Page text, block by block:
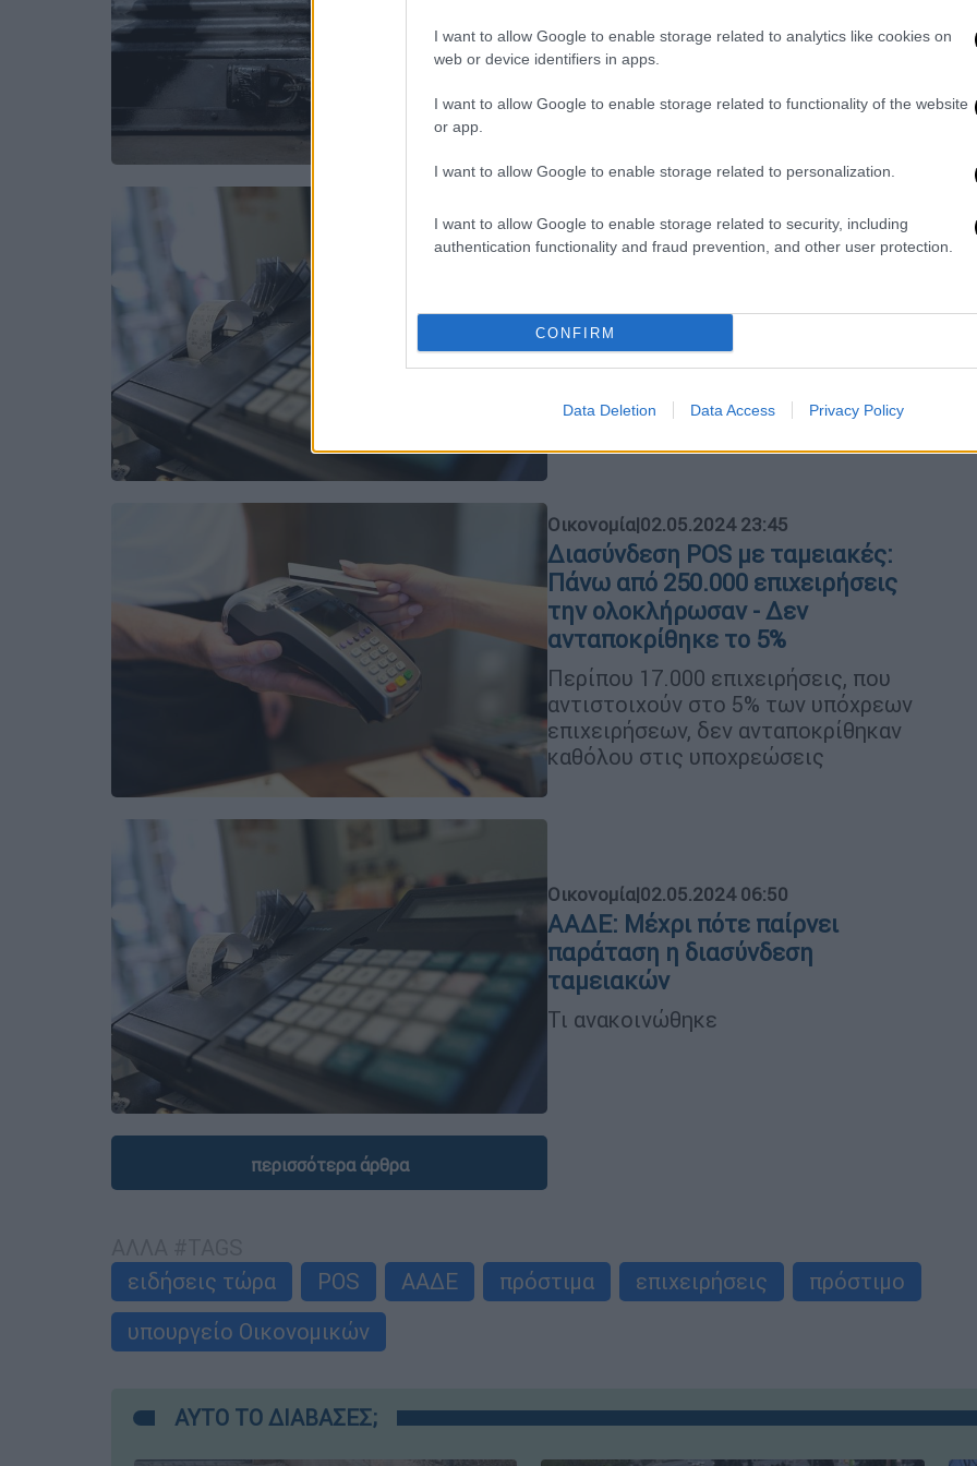
I want to allow Google to enable storage related to analytics like cookies on
web or device identifiers in apps.
I want to allow Google to enable storage related to functionality of the website
or app.
I want to allow Google to enable storage related to personalization.
I want to allow Google to enable storage related to security, including
authentication functionality and fraud prevention, and other user protection.
CONFIRM
Data Deletion Data Access Privacy Policy
Επιβλήθηκε και πρόστιμο 56.000
Οικονομία 03.05.2024 06:55
παράταση για τη διασύνδεση
ταμειακών
Οικονομία|02.05.2024 23:45
Διασύνδεση POS με ταμειακές:
Πάνω από 250.000 επιχειρήσεις
την ολοκλήρωσαν - Δεν
ανταποκρίθηκε το 5%
Περίπου 17.000 επιχειρήσεις, που
αντιστοιχούν στο 5% των υπόχρεων
επιχειρήσεων, δεν ανταποκρίθηκαν
καθόλου στις υποχρεώσεις
Οικονομία|02.05.2024 06:50
ΑΑΔΕ: Μέχρι πότε παίρνει
παράταση η διασύνδεση
ταμειακών
Τι ανακοινώθηκε
περισσότερα άρθρα
ειδήσεις τώρα
POS ΑΑΔΕ πρόστιμα επιχειρήσεις
πρόστιμο
υπουργείο Οικονομικών
ΑΥΤΟ ΤΟ ΔΙΑΒΑΣΕΣ;